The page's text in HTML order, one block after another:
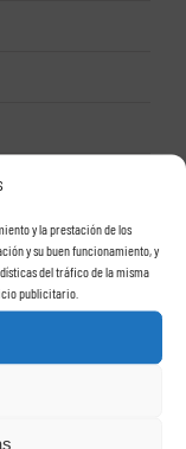
y la prestación de los
y su buen funcionamiento, y
del tráfico de la misma
publicitario.